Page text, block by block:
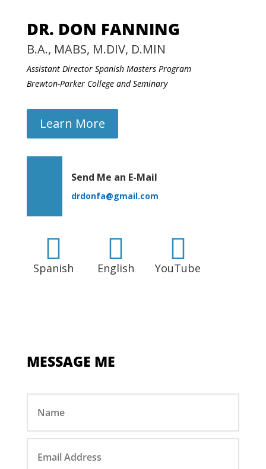
DR. DON FANNING
B.A., MABS, M.DIV, D.MIN
Assistant Director Spanish Masters Program
Brewton-Parker College and Seminary
Learn More
Send Me an E-Mail
drdonfa@gmail.com

Spanish

English

YouTube
MESSAGE ME